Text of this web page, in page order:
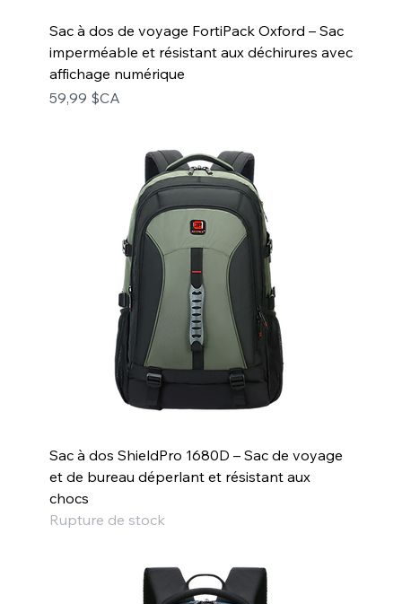
Sac à dos de voyage FortiPack Oxford – Sac
imperméable et résistant aux déchirures avec
affichage numérique
Prix
59,99 $CA
Sac à dos ShieldPro 1680D – Sac de voyage
et de bureau déperlant et résistant aux
chocs
Rupture de stock